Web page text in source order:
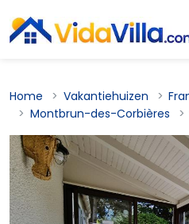
Home Vakantiehuizen
Montbrun-des-Corbières